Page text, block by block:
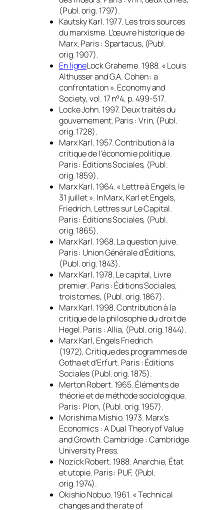
(Publ. orig. 1797).
Kautsky Karl. 1977. Les trois sources
du marxisme. L’œuvre historique de
Marx. Paris : Spartacus, (Publ.
orig. 1907).
En ligneLock Graheme. 1988. « Louis
Althusser and G.A. Cohen : a
confrontation ».Economy and
Society, vol. 17 n°4, p. 499-517.
Locke John. 1997. Deux traités du
gouvernement. Paris : Vrin, (Publ.
orig. 1728).
Marx Karl. 1957.Contribution à la
critique de l’économie politique.
Paris : Éditions Sociales, (Publ.
orig. 1859).
Marx Karl. 1964. « Lettre à Engels, le
31 juillet ». InMarx, Karl et Engels,
Friedrich. Lettres sur Le Capital.
Paris : Éditions Sociales, (Publ.
orig. 1865).
Marx Karl. 1968.La question juive.
Paris : Union Générale d’Éditions,
(Publ. orig. 1843).
Marx Karl. 1978.Le capital, Livre
premier. Paris : Éditions Sociales,
trois tomes, (Publ. orig. 1867).
Marx Karl. 1998.Contribution à la
critique de la philosophie du droit de
Hegel. Paris : Allia, (Publ. orig. 1844).
Marx Karl, Engels Friedrich
(1972),Critique des programmes de
Gotha et d’Erfurt. Paris : Éditions
Sociales (Publ. orig. 1875).
Merton Robert. 1965. Éléments de
théorie et de méthode sociologique.
Paris : Plon, (Publ. orig. 1957).
Morishima Mishio. 1973. Marx’s
Economics : A Dual Theory of Value
and Growth. Cambridge : Cambridge
University Press.
Nozick Robert. 1988.Anarchie, État
et utopie. Paris : PUF, (Publ.
orig. 1974).
Okishio Nobuo. 1961. « Technical
changes and the rate of